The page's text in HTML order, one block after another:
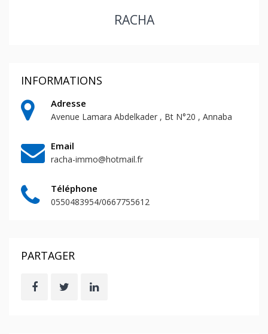
RACHA
INFORMATIONS
Adresse
Avenue Lamara Abdelkader , Bt N°20 , Annaba
Email
racha-immo@hotmail.fr
Téléphone
0550483954/0667755612
PARTAGER